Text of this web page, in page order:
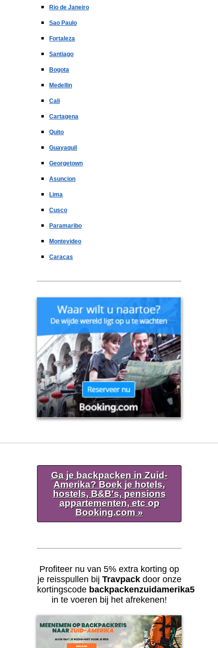
Rio de Janeiro
Sao Paulo
Fortaleza
Santiago
Bogota
Medellin
Cali
Cartagena
Quito
Guayaquil
Georgetown
Asuncion
Lima
Cusco
Paramaribo
Montevideo
Caracas
Ga je backpacken in Zuid-
Amerika? Boek je hotels,
hostels, B&B's, pensions
appartementen, etc op
Booking.com »
Profiteer nu van 5% extra korting op
je reisspullen bij Travpackdoor onze
kortingscode backpackenzuidamerika5
in te voeren bij het afrekenen!